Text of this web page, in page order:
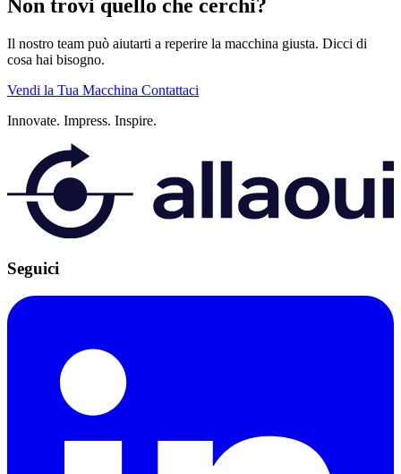
Non trovi quello che cerchi?
Il nostro team può aiutarti a reperire la macchina giusta. Dicci di
cosa hai bisogno.
Vendi la Tua Macchina Contattaci
Innovate. Impress. Inspire.
Seguici